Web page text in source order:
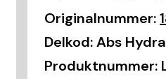
Originalnummer:
Delkod: Abs
Produktnummer: